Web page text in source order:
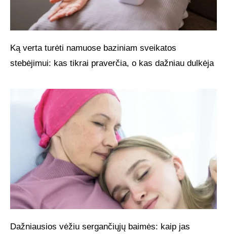
Ką verta turėti namuose baziniam sveikatos
stebėjimui: kas tikrai praverčia, o kas dažniau dulkėja
Dažniausios vėžiu sergančiųjų baimės: kaip jas